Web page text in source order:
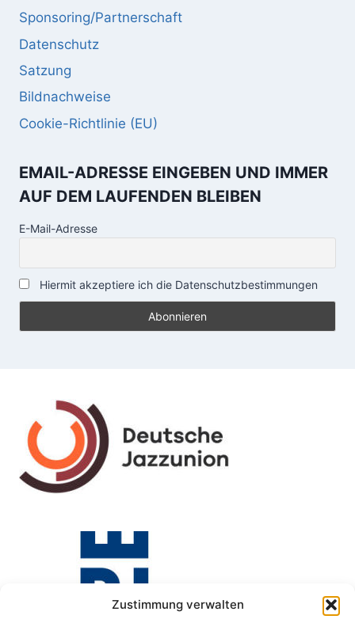
Zustimmung verwalten
Sponsoring/Partnerschaft
Datenschutz
Satzung
Bildnachweise
Cookie-Richtlinie (EU)
EMAIL-ADRESSE EINGEBEN UND IMMER
AUF DEM LAUFENDEN BLEIBEN
E-Mail-Adresse
Hiermit akzeptiere ich die Datenschutzbestimmungen